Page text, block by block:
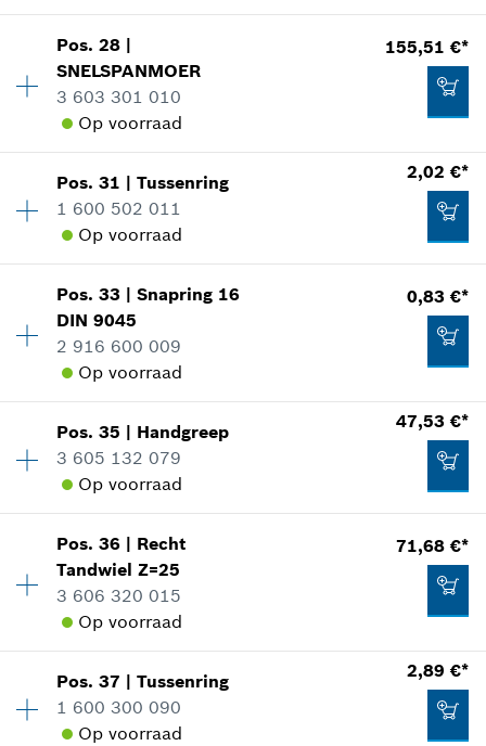
0,83 €*
*Prijs incl. BTW
Aan winkelwagen toevoegen
In weergave tonen
2,02 €*
Prijs incl. BTW
Beschikbaarheid
Prijsgroep:10
reserveonderdelen informatie
Toepassingsinstructie
In weergave tonen
0,83 €*
Pos.28 |
SNELSPANMOER
3 603 301 010
Op voorraad
155,51 €*
Prijsgroep:48
reserveonderdelen informatie
155,51 €*
*Prijs incl. BTW
Pos.31 |Tussenring
1 600 502 011
Op voorraad
2,02 €*
Beschikbaarheid 1
Prijsgroep
reserveonderdelen informatie
Toepassingsinstructie
In weergave tonen
2,02 €*
Pos.33 |Snapring 16
DIN 9045
2 916 600 009
Op voorraad
0,83 €*
Beschikbaarheid 1
Prijsgroep :10
reserveonderdelen informatie
Toepassingsinstructie
In weergave tonen
0,83 €*
Pos.35 | Handgreep
3 605 132 079
Op voorraad
47,53 €*
Beschikbaarheid
Prijsgroep:37
reserveonderdelen informatie
Toepassingsinstructie
In weergave tonen
Pos.36 | Recht
Tandwiel Z=25
3 606 320 015
Op voorraad
71,68 €*
Beschikbaarheid 1
Prijsgroep :41
reserveonderdelen informatie
Pos.37 |Tussenring
1 600 300 090
Op voorraad
2,89 €*